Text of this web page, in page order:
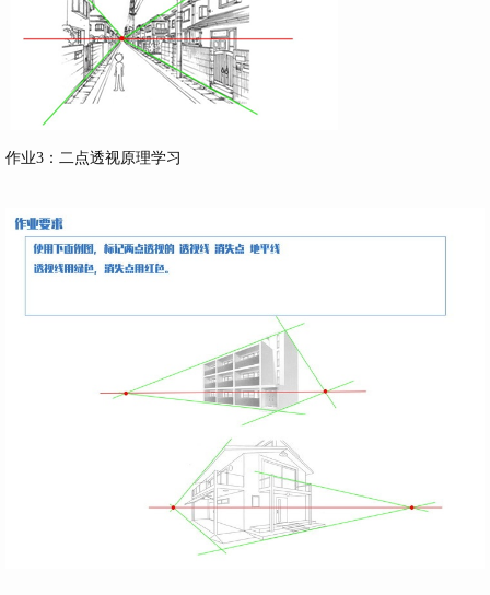
作业3：二点透视原理学习